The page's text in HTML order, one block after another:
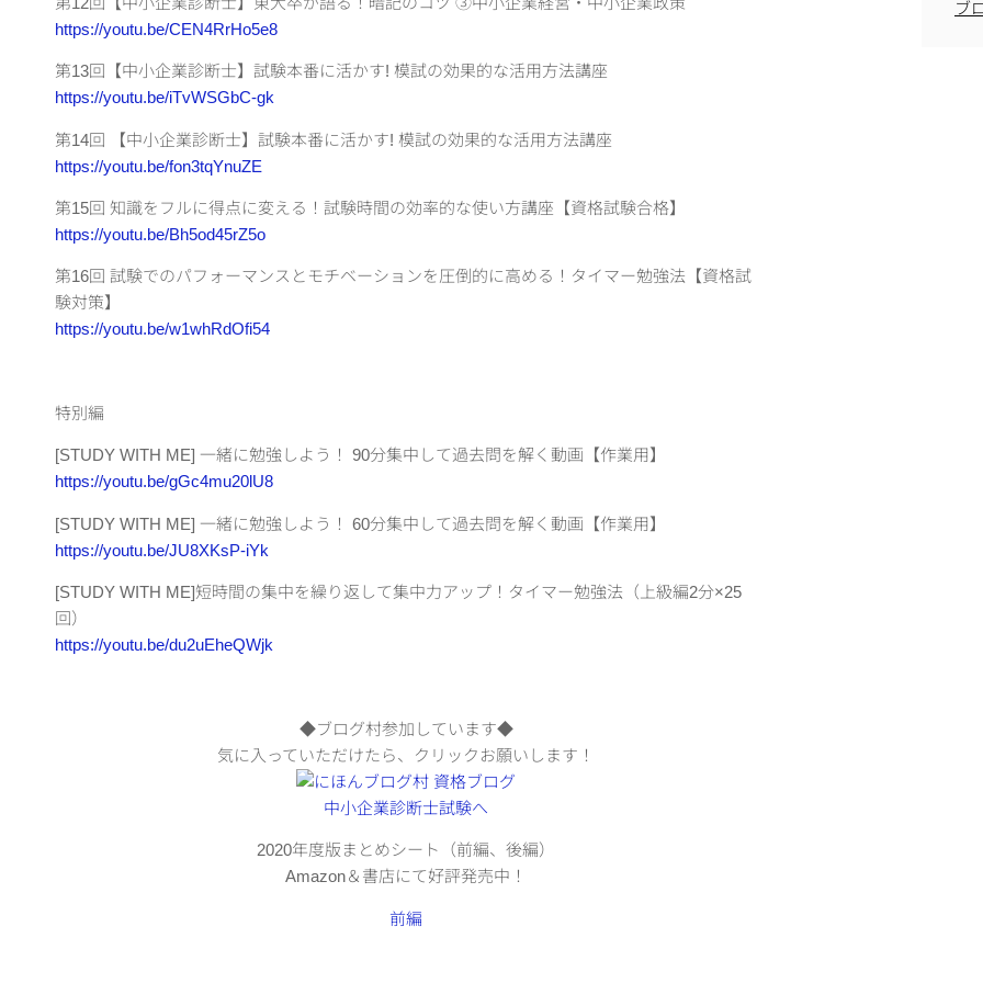
https://youtu.be/CEN4RrHo5e8
第13回【中小企業診断士】試験本番に活かす! 模試の効果的な活用方法講座
https://youtu.be/iTvWSGbC-gk
第14回 【中小企業診断士】試験本番に活かす! 模試の効果的な活用方法講座
https://youtu.be/fon3tqYnuZE
第15回 知識をフルに得点に変える！試験時間の効率的な使い方講座【資格試験合格】
https://youtu.be/Bh5od45rZ5o
第16回 試験でのパフォーマンスとモチベーションを圧倒的に高める！タイマー勉強法【資格試
験対策】
https://youtu.be/w1whRdOfi54
特別編
[STUDY WITH ME] 一緒に勉強しよう！ 90分集中して過去問を解く動画【作業用】
https://youtu.be/gGc4mu20lU8
[STUDY WITH ME] 一緒に勉強しよう！ 60分集中して過去問を解く動画【作業用】
https://youtu.be/JU8XKsP-iYk
[STUDY WITH ME]短時間の集中を繰り返して集中力アップ！タイマー勉強法（上級編2分×25
回）
https://youtu.be/du2uEheQWjk
◆ブログ村参加しています◆
気に入っていただけたら、クリックお願いします！
2020年度版まとめシート（前編、後編）
Amazon＆書店にて好評発売中！
前編
ブ